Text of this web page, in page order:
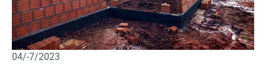
04/-7/2023